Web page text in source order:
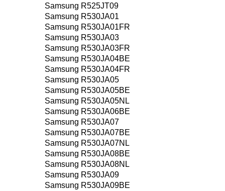
Samsung R525JT09
Samsung R530JA01
Samsung R530JA01FR
Samsung R530JA03
Samsung R530JA03FR
Samsung R530JA04BE
Samsung R530JA04FR
Samsung R530JA05
Samsung R530JA05BE
Samsung R530JA05NL
Samsung R530JA06BE
Samsung R530JA07
Samsung R530JA07BE
Samsung R530JA07NL
Samsung R530JA08BE
Samsung R530JA08NL
Samsung R530JA09
Samsung R530JA09BE